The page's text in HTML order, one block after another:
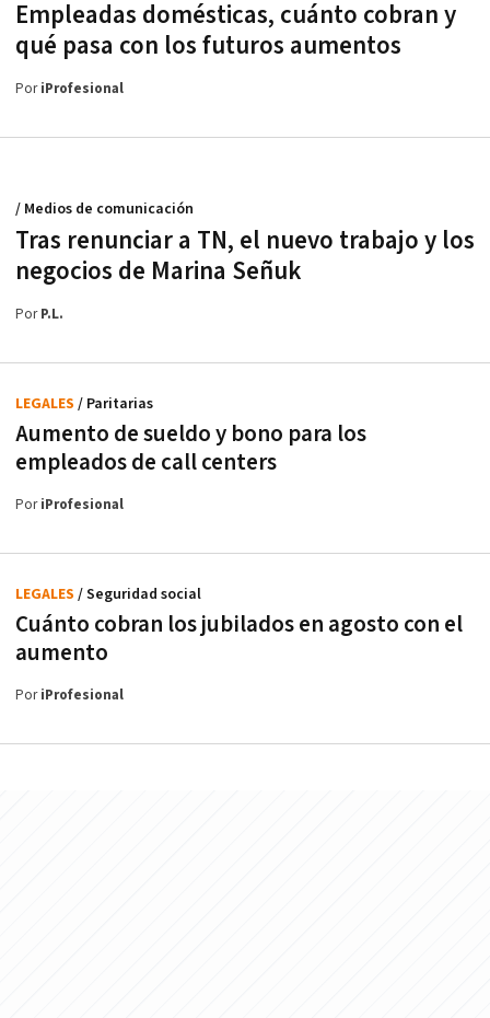
Empleadas domésticas, cuánto cobran y
qué pasa con los futuros aumentos
PoriProfesional
Tras renunciar a TN, el nuevo trabajo y los
negocios de Marina Señuk
/ Medios de comunicación
PorP.L.
Aumento de sueldo y bono para los
empleados de call centers
LEGALES / Paritarias
PoriProfesional
Cuánto cobran los jubilados en agosto con el
aumento
LEGALES / Seguridad social
PoriProfesional